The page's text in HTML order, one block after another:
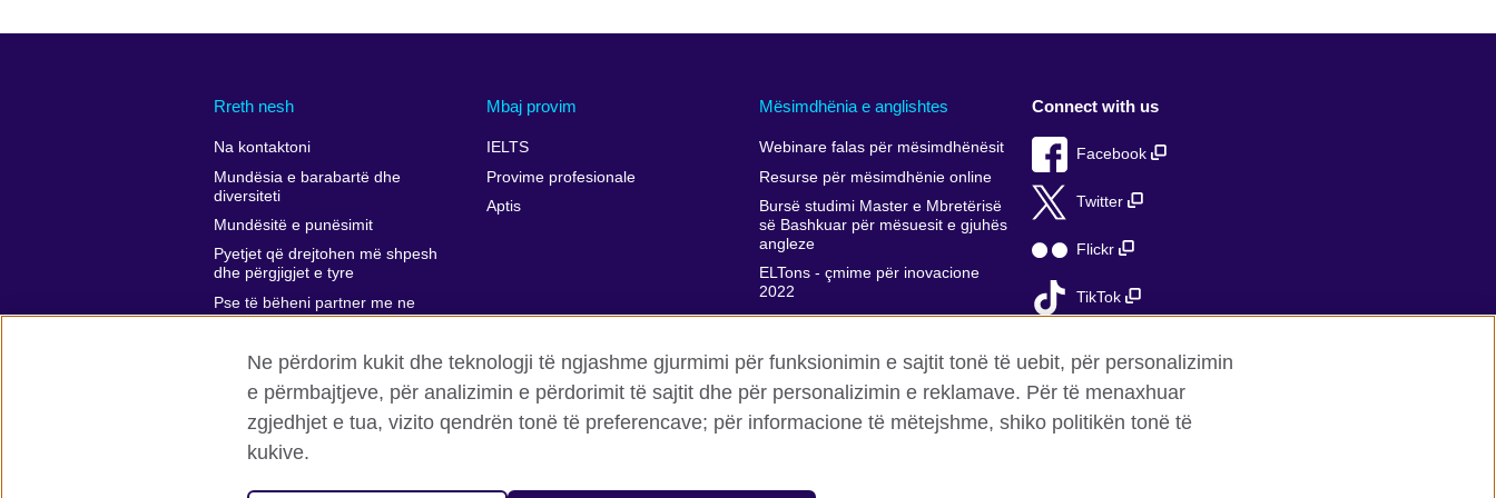
Rreth nesh
Na kontaktoni
Mundësia e barabartë dhe
diversiteti
Mundësitë e punësimit
Pyetjet që drejtohen më shpesh
dhe përgjigjet e tyre
Pse të bëheni partner me ne
Affiliate marketing
Mbaj provim
IELTS
Provime profesionale
Aptis
Mësimdhënia e anglishtes
Webinare falas për mësimdhënësit
Resurse për mësimdhënie online
Bursë studimi Master e Mbretërisë
së Bashkuar për mësuesit e gjuhës
angleze
ELTons - çmime për inovacione
2022
Përkrahja e zhvillimit profesional të
Connect with us
Facebook
Twitter
Flickr
TikTok
Ne përdorim kukit dhe teknologji të ngjashme gjurmimi për funksionimin e sajtit tonë të uebit, për personalizimin
e përmbajtjeve, për analizimin e përdorimit të sajtit dhe për personalizimin e reklamave. Për të menaxhuar
zgjedhjet e tua, vizito qendrën tonë të preferencave; për informacione të mëtejshme, shiko politikën tonë të
kukive.